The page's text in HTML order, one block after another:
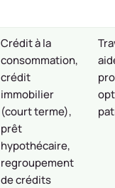
Crédit à la
consommation,
crédit
immobilier
(court terme),
prêt
hypothécaire,
regroupement
de crédits